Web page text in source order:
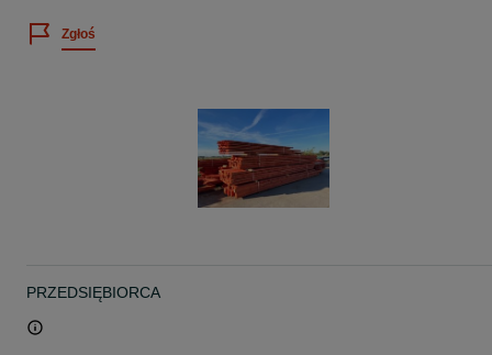
Gwarancja jakości.
Szybka realizacja i wygodne formy płatności – gotówka lub
Zadzwoń – pomożemy i doradzimy.
Zgłoś
PRZEDSIĘBIORCA